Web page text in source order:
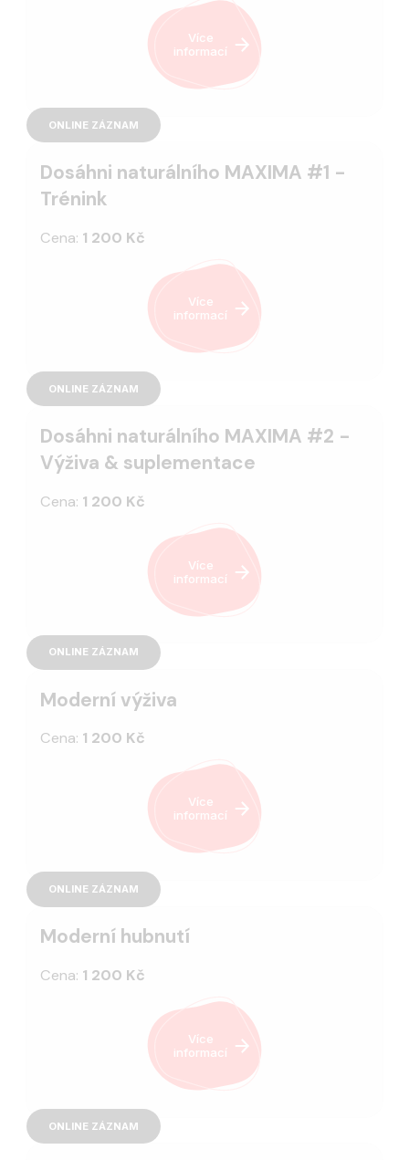
Více
informací
ONLINE ZÁZNAM
Dosáhni naturálního MAXIMA #1 -
Trénink
Cena: 1 200 Kč
Více
informací
ONLINE ZÁZNAM
Dosáhni naturálního MAXIMA #2 -
Výživa & suplementace
Cena: 1 200 Kč
Více
informací
ONLINE ZÁZNAM
Moderní výživa
Cena: 1 200 Kč
Více
informací
ONLINE ZÁZNAM
Moderní hubnutí
Cena: 1 200 Kč
Více
informací
ONLINE ZÁZNAM